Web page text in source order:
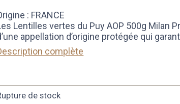
: FRANCE
Lentilles vertes du Puy AOP 500g Milan
appellation d’origine protégée qui
complète
de stock